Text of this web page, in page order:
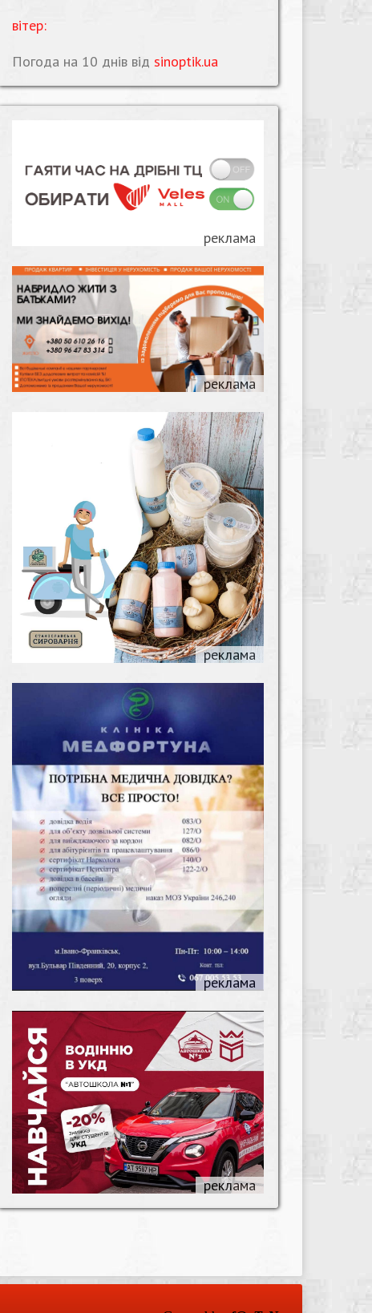
вітер:
Погода на 10 днів від sinoptik.ua